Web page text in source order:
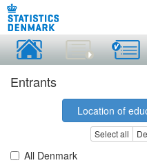
Entrants
Location of
Select all
All Denmark